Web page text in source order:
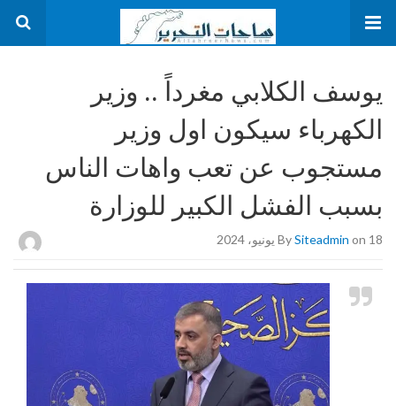
يوسف الكلابي مغرداً .. وزير
الكهرباء سيكون اول وزير
مستجوب عن تعب واهات الناس
بسبب الفشل الكبير للوزارة
BySiteadmin on 18 يونيو، 2024